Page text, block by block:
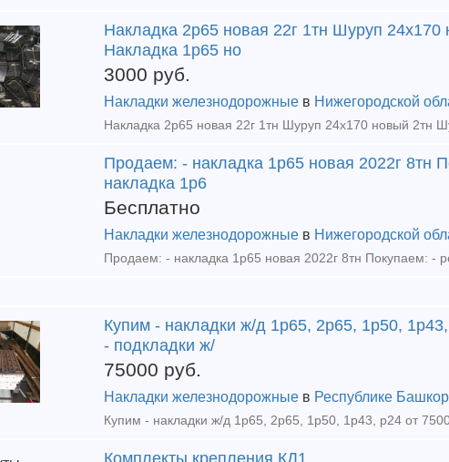
Накладка 2р65 новая 22г 1тн Шуруп
Накладка 1р65 но
3000 руб.
Накладки железнодорожные в Нижегородской
Продаем: - накладка 1р65 новая 2022г 8тн
накладка 1р6
Бесплатно
Накладки железнодорожные в Нижегородской
Купим - накладки ж/д 1р65, 2р65, 1р50,
- подкладки ж/
75000 руб.
Накладки железнодорожные в Республике
Комплекты крепления КД1